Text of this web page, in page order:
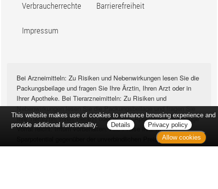
Verbraucherrechte Barrierefreiheit
Impressum
Bei Arzneimitteln: Zu Risiken und Nebenwirkungen lesen Sie die
Packungsbeilage und fragen Sie Ihre Ärztin, Ihren Arzt oder in
Ihrer Apotheke. Bei Tierarzneimitteln: Zu Risiken und
Nebenwirkungen lesen Sie die Packungsbeilage und fragen Sie
Ihre Tierärztin, Ihren Tierarzt oder in Ihrer Apotheke. Nur solange
Vorrat reicht. Irrtum vorbehalten. Alle Preise inkl. MwSt. *
Sparpotential gegenüber der unverbindlichen Preisempfehlung
des Herstellers (UVP) oder der unverbindlichen
This website makes use of cookies to enhance browsing experience and
provide additional functionality.
Details
Privacy policy
Allow cookies